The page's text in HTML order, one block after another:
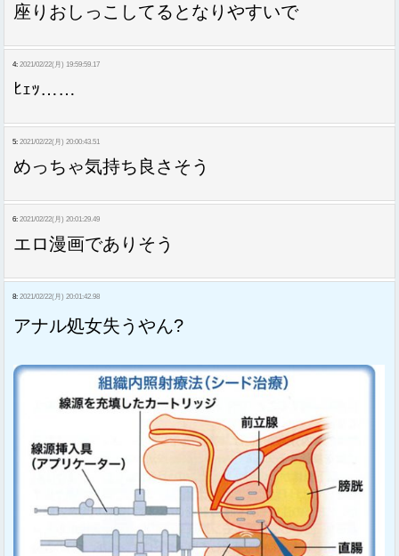
座りおしっこしてるとなりやすいで
4: 2021/02/22(月) 19:59:59.17
ﾋｪｯ……
5: 2021/02/22(月) 20:00:43.51
めっちゃ気持ち良さそう
6: 2021/02/22(月) 20:01:29.49
エロ漫画でありそう
8: 2021/02/22(月) 20:01:42.98
アナル処女失うやん?